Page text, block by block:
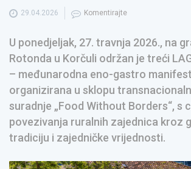
29.04.2026 Komentirajte
U ponedjeljak, 27. travnja 2026., na
Rotonda u Korčuli održan je treći
– međunarodna eno-gastro
organizirana u sklopu
suradnje „Food Without Borders“, s
povezivanja ruralnih zajednica kroz
tradiciju i zajedničke vrijednosti.